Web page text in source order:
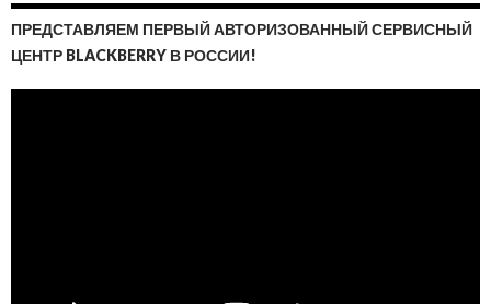
ПРЕДСТАВЛЯЕМ ПЕРВЫЙ АВТОРИЗОВАННЫЙ СЕРВИСНЫЙ
ЦЕНТР BLACKBERRY В РОССИИ!